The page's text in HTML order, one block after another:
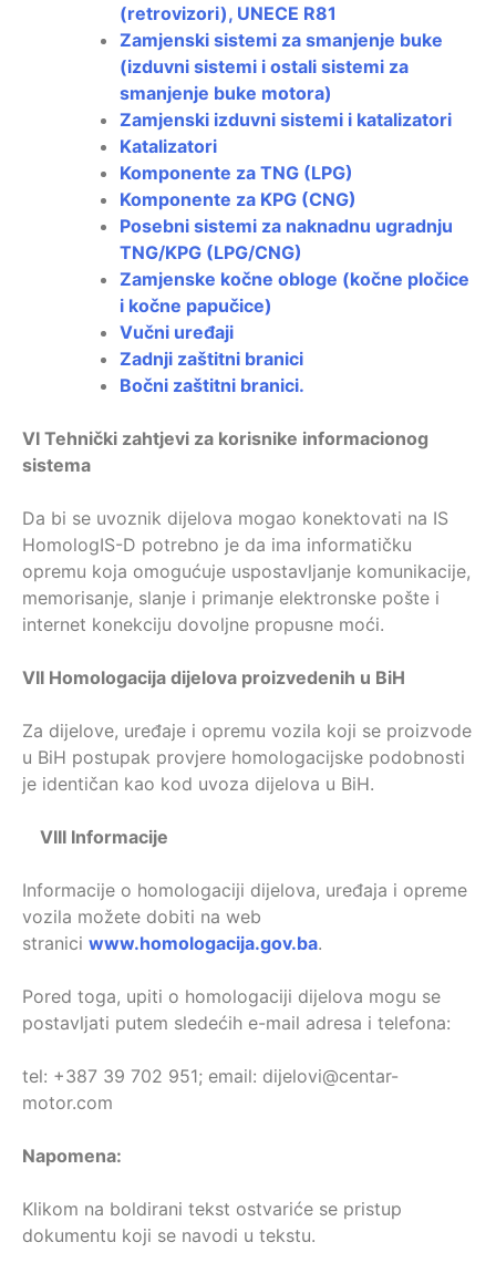
(retrovizori), UNECE R81
Zamjenski sistemi za smanjenje buke
(izduvni sistemi i ostali sistemi za
smanjenje buke motora)
Zamjenski izduvni sistemi i katalizatori
Katalizatori
Komponente za TNG (LPG)
Komponente za KPG (CNG)
Posebni sistemi za naknadnu ugradnju
TNG/KPG (LPG/CNG)
Zamjenske kočne obloge (kočne pločice
i kočne papučice)
Vučni uređaji
Zadnji zaštitni branici
Bočni zaštitni branici.
VI Tehnički zahtjevi za korisnike informacionog
sistema
Da bi se uvoznik dijelova mogao konektovati na IS
HomologIS-D potrebno je da ima informatičku
opremu koja omogućuje uspostavljanje komunikacije,
memorisanje, slanje i primanje elektronske pošte i
internet konekciju dovoljne propusne moći.
VII Homologacija dijelova proizvedenih u BiH
Za dijelove, uređaje i opremu vozila koji se proizvode
u BiH postupak provjere homologacijske podobnosti
je identičan kao kod uvoza dijelova u BiH.
VIII Informacije
Informacije o homologaciji dijelova, uređaja i opreme
vozila možete dobiti na web
stranici www.homologacija.gov.ba.
Pored toga, upiti o homologaciji dijelova mogu se
postavljati putem sledećih e-mail adresa i telefona:
tel: +387 39 702 951; email: dijelovi@centar-
motor.com
Napomena:
Klikom na boldirani tekst ostvariće se pristup
dokumentu koji se navodi u tekstu.